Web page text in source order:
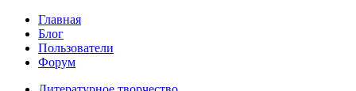
Главная
Блог
Пользователи
Форум